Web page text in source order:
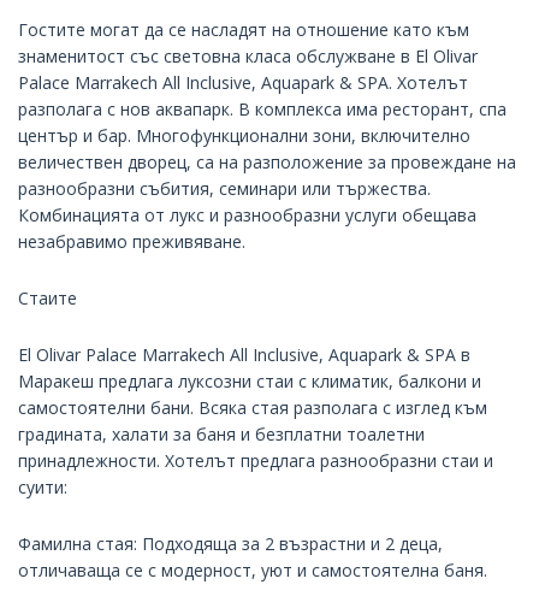
Гостите могат да се насладят на отношение като към
знаменитост със световна класа обслужване в El Olivar
Palace Marrakech All Inclusive, Aquapark & SPA. Хотелът
разполага с нов аквапарк. В комплекса има ресторант, спа
център и бар. Многофункционални зони, включително
величествен дворец, са на разположение за провеждане на
разнообразни събития, семинари или тържества.
Комбинацията от лукс и разнообразни услуги обещава
незабравимо преживяване.
Стаите
El Olivar Palace Marrakech All Inclusive, Aquapark & SPA в
Маракеш предлага луксозни стаи с климатик, балкони и
самостоятелни бани. Всяка стая разполага с изглед към
градината, халати за баня и безплатни тоалетни
принадлежности. Хотелът предлага разнообразни стаи и
суити:
Фамилна стая: Подходяща за 2 възрастни и 2 деца,
отличаваща се с модерност, уют и самостоятелна баня.